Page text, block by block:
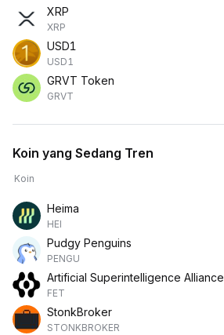
XRP
XRP
USD1
USD1
GRVT Token
GRVT
Koin yang Sedang Tren
Koin
Heima
HEI
Pudgy Penguins
PENGU
Artificial Superintelligence Alliance
FET
StonkBroker
STONKBROKER